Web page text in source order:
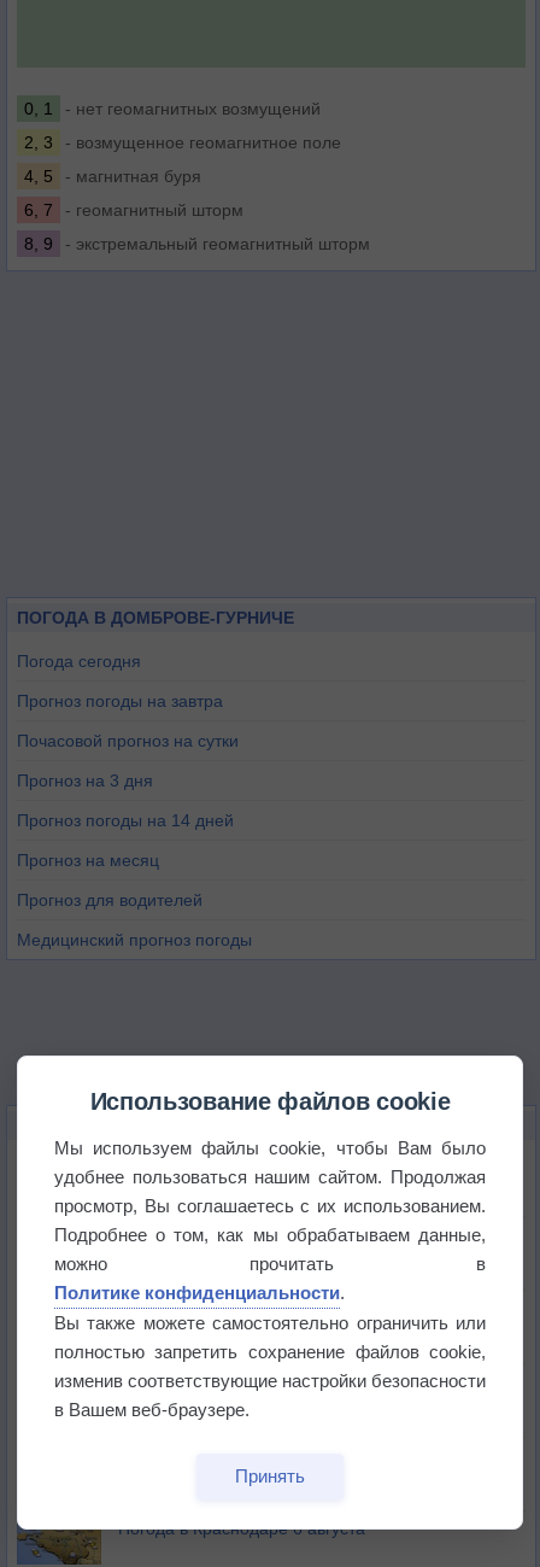
0, 1
- нет геомагнитных возмущений
2, 3
- возмущенное геомагнитное поле
4, 5
- магнитная буря
6, 7
- геомагнитный шторм
8, 9
- экстремальный геомагнитный шторм
ПОГОДА В ДОМБРОВЕ-ГУРНИЧЕ
Погода сегодня
Прогноз погоды на завтра
Почасовой прогноз на сутки
Прогноз на 3 дня
Прогноз погоды на 14 дней
Прогноз на месяц
Прогноз для водителей
Медицинский прогноз погоды
Приложение построит маршрут через тень
Атмосфера начала замерзать
В Приморье обнаружены морские волны тепла
Изменение климата повлияло на ареал обитания
бабочек
Погода в Краснодаре 6 августа
Использование файлов cookie
Мы используем файлы cookie, чтобы Вам было
удобнее пользоваться нашим сайтом. Продолжая
просмотр, Вы соглашаетесь с их использованием.
Подробнее о том, как мы обрабатываем данные,
можно прочитать в
Политике конфиденциальности.
Вы также можете самостоятельно ограничить или
полностью запретить сохранение файлов cookie,
изменив соответствующие настройки безопасности
в Вашем веб-браузере.
Принять